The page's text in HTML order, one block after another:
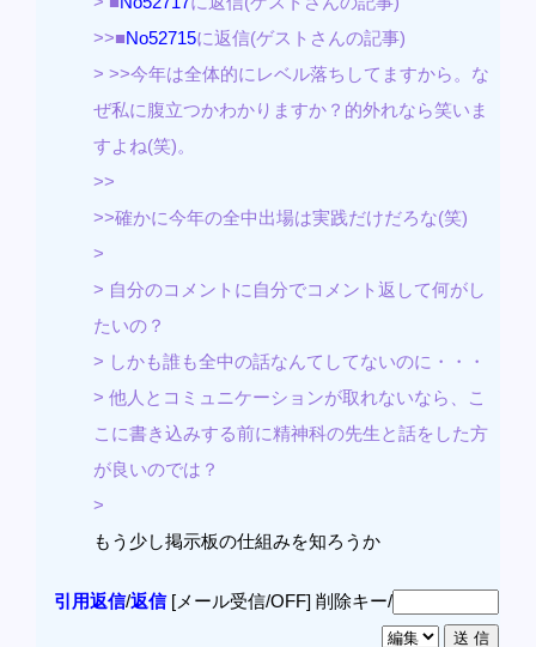
>>■No52715に返信(ゲストさんの記事)
> >>今年は全体的にレベル落ちしてますから。な
ぜ私に腹立つかわかりますか？的外れなら笑いま
すよね(笑)。
>>
>>確かに今年の全中出場は実践だけだろな(笑)
>
> 自分のコメントに自分でコメント返して何がし
たいの？
> しかも誰も全中の話なんてしてないのに・・・
> 他人とコミュニケーションが取れないなら、こ
こに書き込みする前に精神科の先生と話をした方
が良いのでは？
>
もう少し掲示板の仕組みを知ろうか
引用返信/返信[メール受信/OFF] 削除キー/